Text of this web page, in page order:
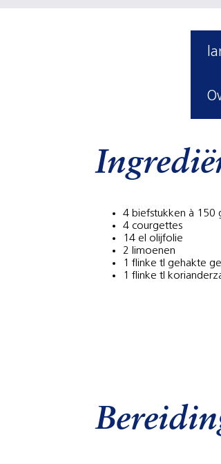
4 biefstukken à 150
4 courgettes
14 el olijfolie
2 limoenen
1 flinke tl gehakte
1 flinke tl